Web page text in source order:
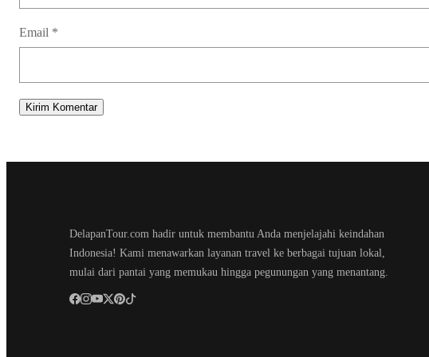
Email *
DelapanTour.com hadir untuk membantu Anda menjelajahi keindahan
Indonesia! Kami menawarkan layanan travel ke berbagai tujuan lokal,
mulai dari pantai yang memukau hingga pegunungan yang menantang.